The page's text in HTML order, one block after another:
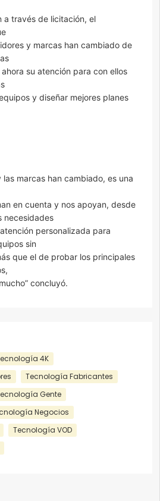
a través de licitación, el
y marcas han cambiado de
su atención para con ellos
y diseñar mejores planes
marcas han cambiado, es una
en cuenta y nos apoyan, desde
necesidades
personalizada para
sin
que el de probar los principales
concluyó.
4K
Tecnología Fabricantes
Gente
Negocios
Tecnología VOD